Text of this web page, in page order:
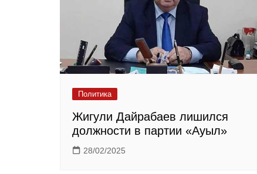
Политика
Жигули Дайрабаев лишился
должности в партии «Ауыл»
28/02/2025